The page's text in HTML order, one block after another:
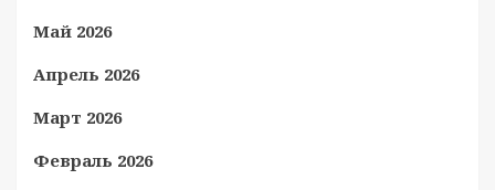
Май 2026
Апрель 2026
Март 2026
Февраль 2026